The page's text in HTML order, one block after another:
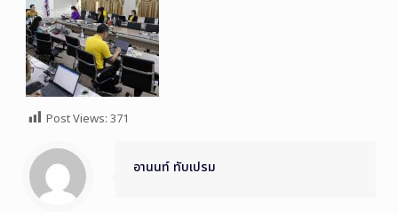
Post Views: 371
อานนท์ ทับเปรม